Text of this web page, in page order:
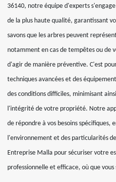
36140, notre équipe d'experts
de la plus haute qualité, garantissant
savons que les arbres peuvent
notamment en cas de tempêtes ou de
d'agir de manière préventive. C'est
techniques avancées et des
des conditions difficiles, minimisant
l'intégrité de votre propriété. Notre
de répondre à vos besoins spécifiques,
l'environnement et des particularités
Entreprise Malla pour sécuriser votre
professionnelle et efficace, où que